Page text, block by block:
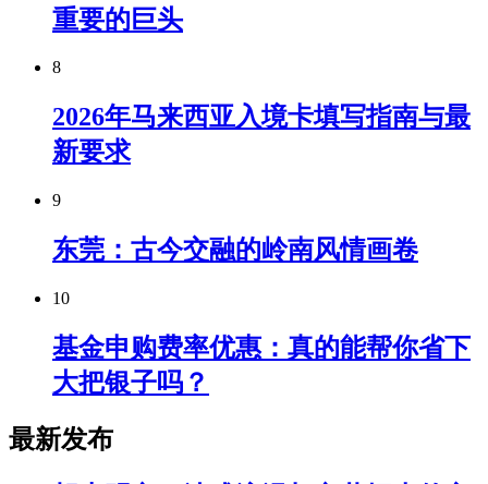
重要的巨头
8
2026年马来西亚入境卡填写指南与最
新要求
9
东莞：古今交融的岭南风情画卷
10
基金申购费率优惠：真的能帮你省下
大把银子吗？
最新发布